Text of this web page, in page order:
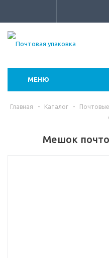
МЕНЮ
Главная - Каталог -
Мешок